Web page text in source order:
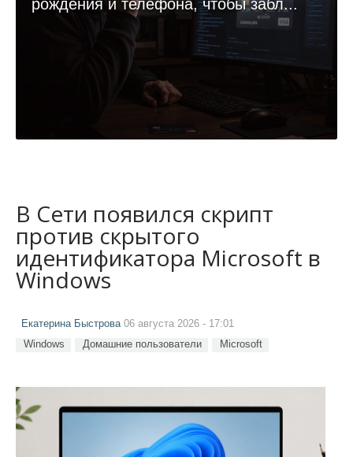
рождения и телефона, чтобы забл...
В Сети появился скрипт
против скрытого
идентификатора Microsoft в
Windows
Екатерина Быстрова06 августа 2026 - 17:01
Windows Домашние пользователи Microsoft